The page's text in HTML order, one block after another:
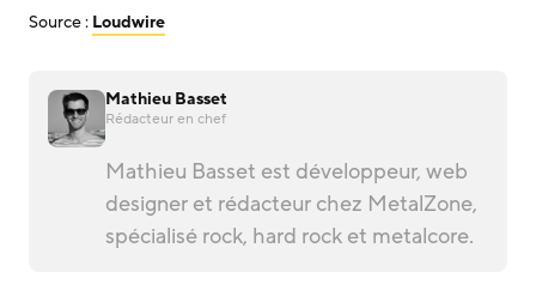
Source : Loudwire
Mathieu Basset
Rédacteur en chef
Mathieu Basset est développeur, web
designer et rédacteur chez MetalZone,
spécialisé rock, hard rock et metalcore.